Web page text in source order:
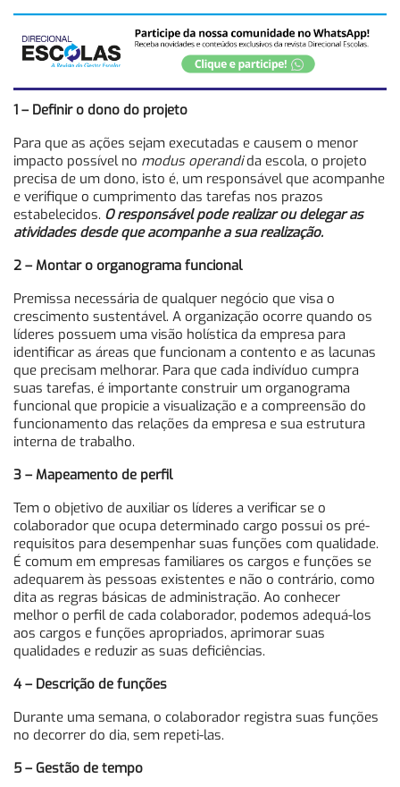
1 – Definir o dono do projeto
Para que as ações sejam executadas e causem o menor
impacto possível no modus operandida escola, o projeto
precisa de um dono, isto é, um responsável que acompanhe
e verifique o cumprimento das tarefas nos prazos
estabelecidos. O responsável pode realizar ou delegar as
atividades desde que acompanhe a sua realização.
2 – Montar o organograma funcional
Premissa necessária de qualquer negócio que visa o
crescimento sustentável. A organização ocorre quando os
líderes possuem uma visão holística da empresa para
identificar as áreas que funcionam a contento e as lacunas
que precisam melhorar. Para que cada indivíduo cumpra
suas tarefas, é importante construir um organograma
funcional que propicie a visualização e a compreensão do
funcionamento das relações da empresa e sua estrutura
interna de trabalho.
3 – Mapeamento de perfil
Tem o objetivo de auxiliar os líderes a verificar se o
colaborador que ocupa determinado cargo possui os pré-
requisitos para desempenhar suas funções com qualidade.
É comum em empresas familiares os cargos e funções se
adequarem às pessoas existentes e não o contrário, como
dita as regras básicas de administração. Ao conhecer
melhor o perfil de cada colaborador, podemos adequá-los
aos cargos e funções apropriados, aprimorar suas
qualidades e reduzir as suas deficiências.
4 – Descrição de funções
Durante uma semana, o colaborador registra suas funções
no decorrer do dia, sem repeti-las.
5 – Gestão de tempo